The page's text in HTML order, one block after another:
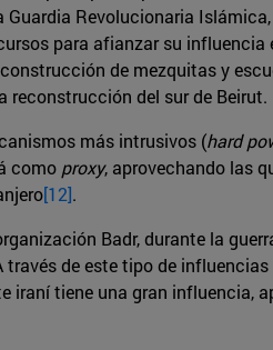
Revolucionaria
para afianzar su
de mezquitas y
reconstrucción del sur de Beirut.
más intrusivos (hard
como proxy, aprovechando las
[12].
Badr, durante la
de este tipo de
tiene una gran influencia,